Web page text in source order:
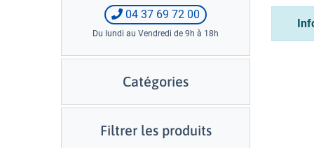
04 37 69 72 00
Du lundi au Vendredi de 9h à 18h
Catégories
Filtrer les produits